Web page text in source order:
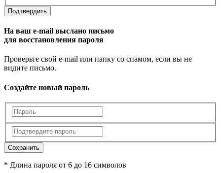
Подтвердить
На ваш e-mail выслано письмо
для восстановления пароля
Проверьте свой e-mail или папку со спамом, если вы не
видите письмо.
Создайте новый пароль
Сохранить
* Длина пароля от 6 до 16 символов